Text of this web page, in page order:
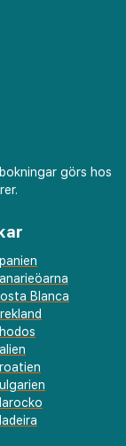
görs hos
Blanca